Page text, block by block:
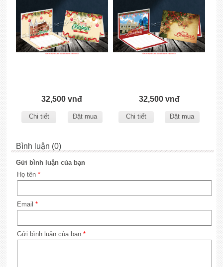
32,500 vnđ
Chi tiết Đặt mua
32,500 vnđ
Chi tiết Đặt mua
Bình luận (0)
Gửi bình luận của bạn
Họ tên *
Email *
Gửi bình luận của bạn *